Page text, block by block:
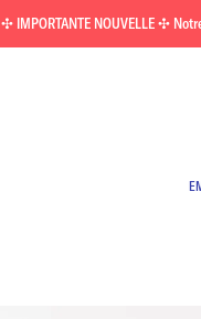
✣ IMPORTANTE NOUVELLE ✣